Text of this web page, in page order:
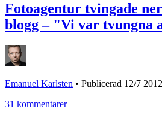
Fotoagentur tvingade
blogg – "Vi var tvungna
Emanuel Karlsten • Publicerad 12/7 2012
31 kommentarer